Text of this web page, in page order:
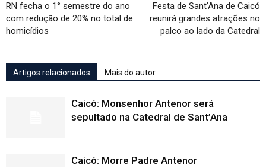
RN fecha o 1° semestre do ano
com redução de 20% no total de
homicídios
Festa de Sant’Ana de Caicó
reunirá grandes atrações no
palco ao lado da Catedral
Artigos relacionados Mais do autor
Caicó: Monsenhor Antenor será
sepultado na Catedral de Sant’Ana
Caicó: Morre Padre Antenor